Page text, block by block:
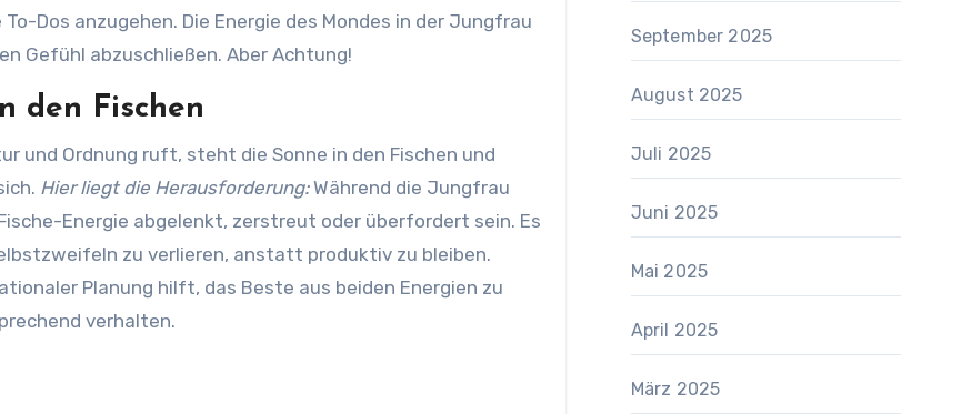
Dos anzugehen. Die Energie des Mondes in der Jungfrau
Gefühl abzuschließen. Aber Achtung!
den Fischen
und Ordnung ruft, steht die Sonne in den Fischen und
Hier liegt die Herausforderung:Während die Jungfrau
Energie abgelenkt, zerstreut oder überfordert sein. Es
zu verlieren, anstatt produktiv zu bleiben.
Planung hilft, das Beste aus beiden Energien zu
verhalten.
September 2025
August 2025
Juli 2025
Juni 2025
Mai 2025
April 2025
März 2025